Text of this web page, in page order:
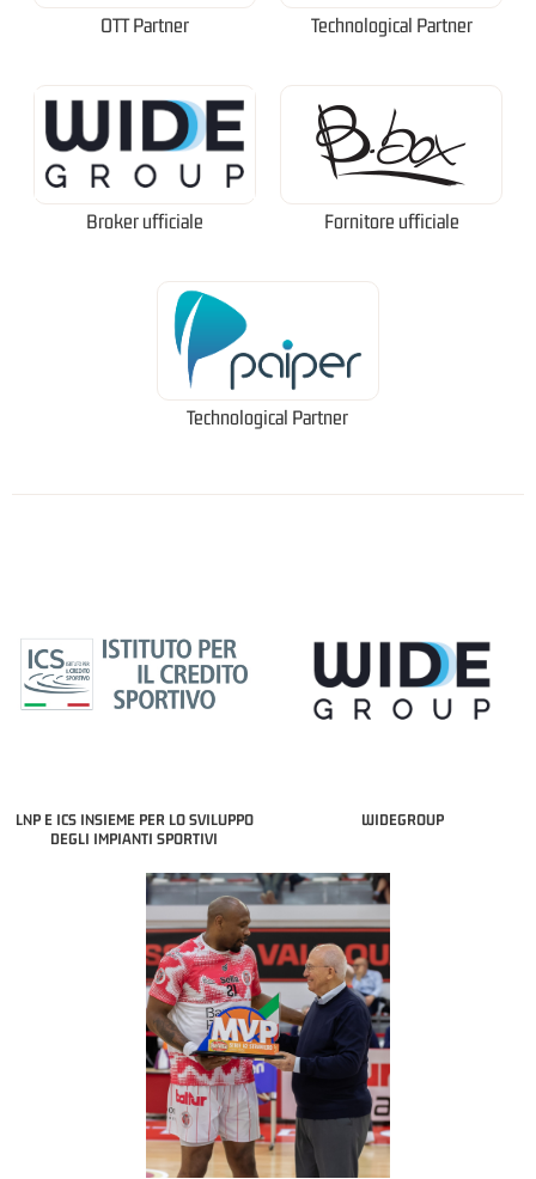
OTT Partner Technological Partner
Broker ufficiale Fornitore ufficiale
Technological Partner
LNP E ICS INSIEME PER LO SVILUPPO
DEGLI IMPIANTI SPORTIVI
WIDEGROUP